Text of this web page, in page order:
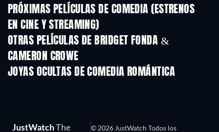
PRÓXIMAS PELÍCULAS DE COMEDIA (ESTRENOS
EN CINE Y STREAMING)
OTRAS PELÍCULAS DE BRIDGET FONDA &
CAMERON CROWE
JOYAS OCULTAS DE COMEDIA ROMÁNTICA
JustWatchThe © 2026 JustWatch Todos los